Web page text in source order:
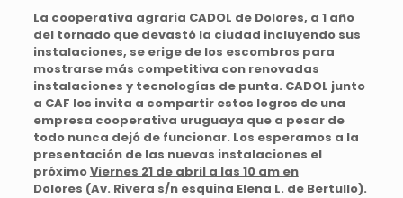
La cooperativa agraria CADOL de Dolores, a 1 año
del tornado que devastó la ciudad incluyendo sus
instalaciones, se erige de los escombros para
mostrarse más competitiva con renovadas
instalaciones y tecnologías de punta. CADOL junto
a CAF los invita a compartir estos logros de una
empresa cooperativa uruguaya que a pesar de
todo nunca dejó de funcionar. Los esperamos a la
presentación de las nuevas instalaciones el
próximoViernes 21 de abril a las 10 am en
Dolores (Av. Rivera s/n esquina Elena L. de Bertullo).